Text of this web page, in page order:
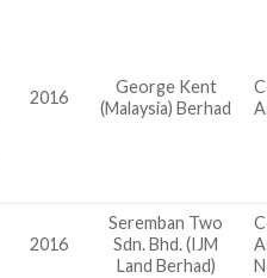
2016
George Kent
(Malaysia) Berhad
2016
Seremban Two
Sdn. Bhd. (IJM
Land Berhad)